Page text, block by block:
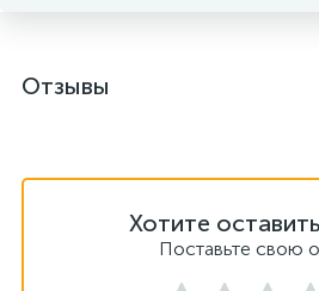
Отзывы
Хотите
Поставьте свою